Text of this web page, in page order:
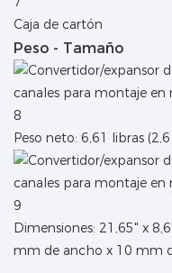
Caja de cartón
Peso - Tamaño
Peso neto: 6,61 libras
Dimensiones: 21,65" x
mm de ancho x 10 mm